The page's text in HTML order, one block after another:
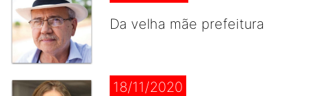
Da velha mãe prefeitura
18/11/2020